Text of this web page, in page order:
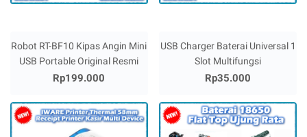
Robot RT-BF10 Kipas Angin Mini
USB Portable Original Resmi
Rp199.000
USB Charger Baterai Universal 1
Slot Multifungsi
Rp35.000